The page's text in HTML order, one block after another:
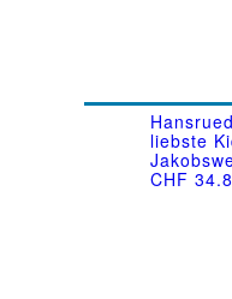
liebste
CHF